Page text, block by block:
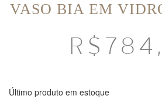
VASO BIA EM
R$
Último produto em estoque